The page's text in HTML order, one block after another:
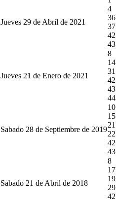
Jueves 29 de Abril de 2021
4
36
37
42
43
Jueves 21 de Enero de 2021
8
14
31
42
43
44
Sabado 28 de Septiembre de 2019
10
15
21
22
42
43
Sabado 21 de Abril de 2018
8
17
19
29
42